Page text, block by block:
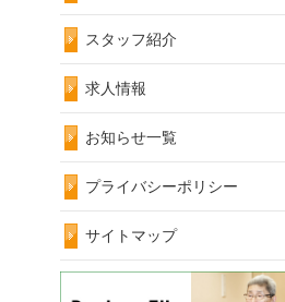
スタッフ紹介
求人情報
お知らせ一覧
プライバシーポリシー
サイトマップ